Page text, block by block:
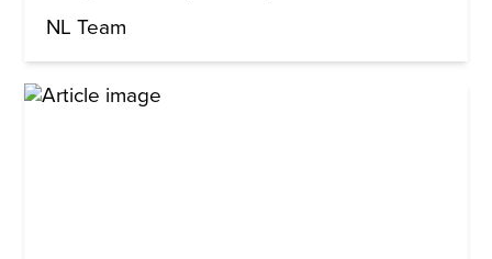
NL Team